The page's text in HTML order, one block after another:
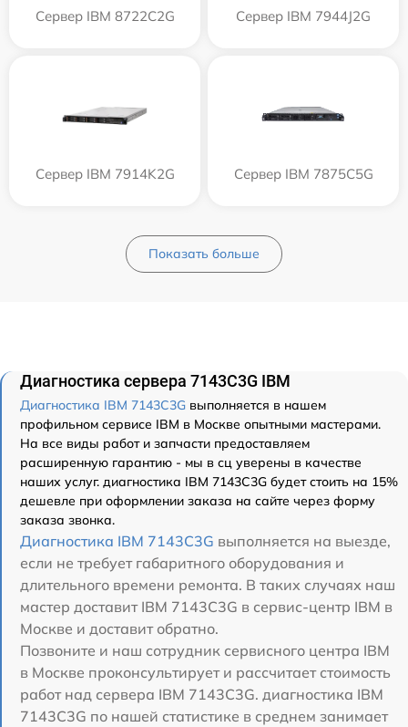
Сервер IBM 8722C2G Сервер IBM 7944J2G
Сервер IBM 7914K2G Сервер IBM 7875C5G
Показать больше
Диагностика сервера 7143C3G IBM
Диагностика IBM 7143C3G выполняется в нашем
профильном сервисе IBM в Москве опытными мастерами.
На все виды работ и запчасти предоставляем
расширенную гарантию - мы в сц уверены в качестве
наших услуг. диагностика IBM 7143C3G будет стоить на 15%
дешевле при оформлении заказа на сайте через форму
заказа звонка.
Диагностика IBM 7143C3G выполняется на выезде,
если не требует габаритного оборудования и
длительного времени ремонта. В таких случаях наш
мастер доставит IBM 7143C3G в сервис-центр IBM в
Москве и доставит обратно.
Позвоните и наш сотрудник сервисного центра IBM
в Москве проконсультирует и рассчитает стоимость
работ над сервера IBM 7143C3G. диагностика IBM
7143C3G по нашей статистике в среднем занимает